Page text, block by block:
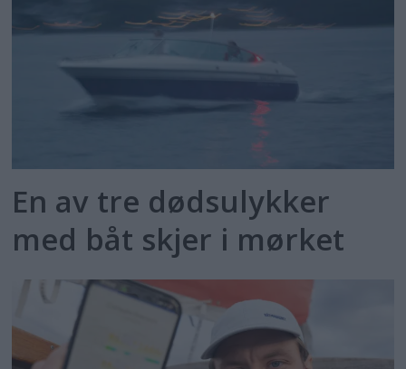
En av tre dødsulykker
med båt skjer i mørket